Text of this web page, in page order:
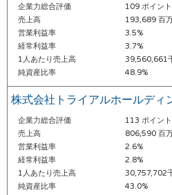
企業力総合評価
109 ポイント
売上高
193,689 百
営業利益率
3.5%
経常利益率
3.7%
1人あたり売上高
39,560,661
純資産比率
48.9%
株式会社トライアルホールディ
企業力総合評価
113 ポイント
売上高
806,590 百
営業利益率
2.6%
経常利益率
2.8%
1人あたり売上高
30,757,702
純資産比率
43.0%